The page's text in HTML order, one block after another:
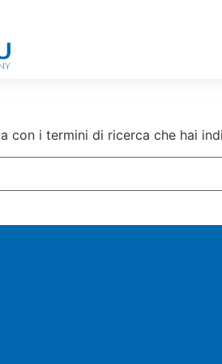
con i termini di ricerca che hai